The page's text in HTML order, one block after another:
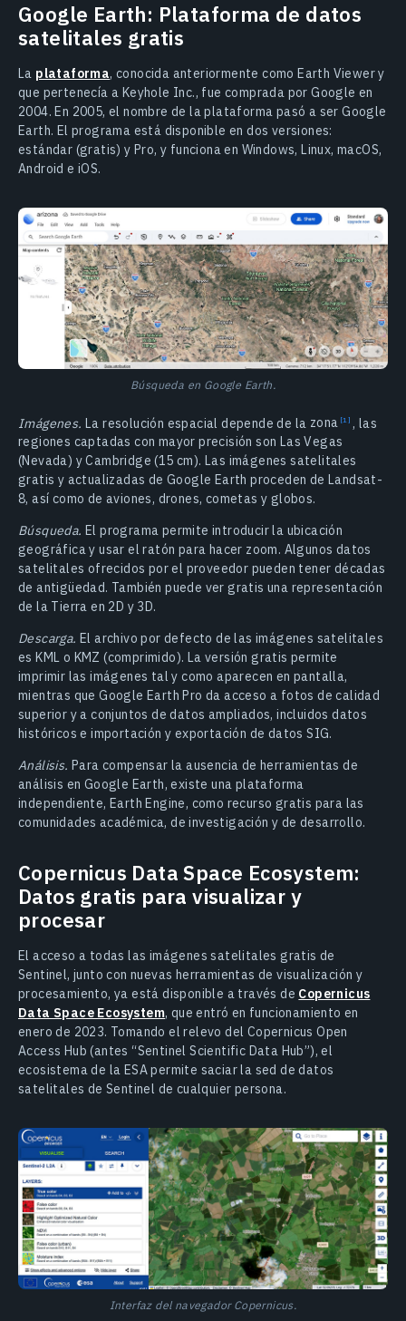
Google Earth: Plataforma de datos
satelitales gratis
La plataforma, conocida anteriormente como Earth Viewer y
que pertenecía a Keyhole Inc., fue comprada por Google en
2004. En 2005, el nombre de la plataforma pasó a ser Google
Earth. El programa está disponible en dos versiones:
estándar (gratis) y Pro, y funciona en Windows, Linux, macOS,
Android e iOS.
Búsqueda en Google Earth.
Imágenes. La resolución espacial depende de la zona
, las
regiones captadas con mayor precisión son Las Vegas
(Nevada) y Cambridge (15 cm). Las imágenes satelitales
gratis y actualizadas de Google Earth proceden de Landsat-
8, así como de aviones, drones, cometas y globos.
Búsqueda. El programa permite introducir la ubicación
geográfica y usar el ratón para hacer zoom. Algunos datos
satelitales ofrecidos por el proveedor pueden tener décadas
de antigüedad. También puede ver gratis una representación
de la Tierra en 2D y 3D.
Descarga. El archivo por defecto de las imágenes satelitales
es KML o KMZ (comprimido). La versión gratis permite
imprimir las imágenes tal y como aparecen en pantalla,
mientras que Google Earth Pro da acceso a fotos de calidad
superior y a conjuntos de datos ampliados, incluidos datos
históricos e importación y exportación de datos SIG.
Análisis. Para compensar la ausencia de herramientas de
análisis en Google Earth, existe una plataforma
independiente, Earth Engine, como recurso gratis para las
comunidades académica, de investigación y de desarrollo.
Copernicus Data Space Ecosystem:
Datos gratis para visualizar y
procesar
El acceso a todas las imágenes satelitales gratis de
Sentinel, junto con nuevas herramientas de visualización y
procesamiento, ya está disponible a través de Copernicus
Data Space Ecosystem, que entró en funcionamiento en
enero de 2023. Tomando el relevo del Copernicus Open
Access Hub (antes “Sentinel Scientific Data Hub”), el
ecosistema de la ESA permite saciar la sed de datos
satelitales de Sentinel de cualquier persona.
Interfaz del navegador Copernicus.